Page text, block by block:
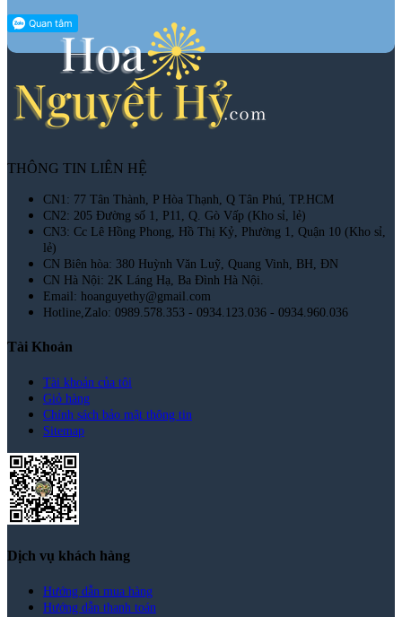
THÔNG TIN LIÊN HỆ
CN1: 77 Tân Thành, P Hòa Thạnh, Q Tân Phú, TP.HCM
CN2: 205 Đường số 1, P11, Q. Gò Vấp (Kho sỉ, lẻ)
CN3: Cc Lê Hồng Phong, Hồ Thị Kỷ, Phường 1, Quận 10 (Kho sỉ,
lẻ)
CN Biên hòa: 380 Huỳnh Văn Luỹ, Quang Vinh, BH, ĐN
CN Hà Nội: 2K Láng Hạ, Ba Đình Hà Nội.
Email: hoanguyethy@gmail.com
Hotline,Zalo: 0989.578.353 - 0934.123.036 - 0934.960.036
Tài Khoản
Tài khoản của tôi
Giỏ hàng
Chính sách bảo mật thông tin
Sitemap
Dịch vụ khách hàng
Hướng dẫn mua hàng
Hướng dẫn thanh toán